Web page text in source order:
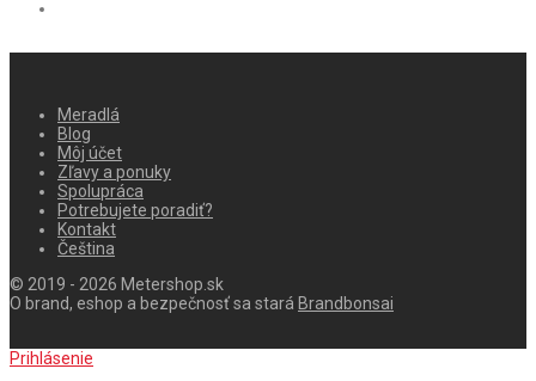
Meradlá
Blog
Môj účet
Zľavy a ponuky
Spolupráca
Potrebujete poradiť?
Kontakt
Čeština
© 2019 - 2026 Metershop.sk
O brand, eshop a bezpečnosť sa stará Brandbonsai
Prihlásenie